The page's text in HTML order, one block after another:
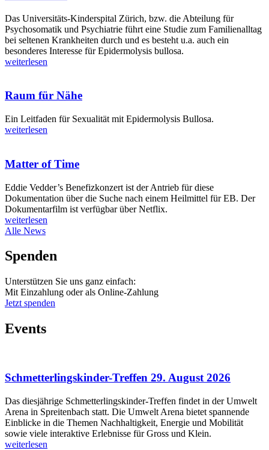
Das Universitäts-Kinderspital Zürich, bzw. die Abteilung für
Psychosomatik und Psychiatrie führt eine Studie zum Familienalltag
bei seltenen Krankheiten durch und es besteht u.a. auch ein
besonderes Interesse für Epidermolysis bullosa.
weiterlesen
Raum für Nähe
Ein Leitfaden für Sexualität mit Epidermolysis Bullosa.
weiterlesen
Matter of Time
Eddie Vedder’s Benefizkonzert ist der Antrieb für diese
Dokumentation über die Suche nach einem Heilmittel für EB. Der
Dokumentarfilm ist verfügbar über Netflix.
weiterlesen
Alle News
Spenden
Unterstützen Sie uns ganz einfach:
Mit Einzahlung oder als Online-Zahlung
Jetzt spenden
Events
Schmetterlingskinder-Treffen 29. August 2026
Das diesjährige Schmetterlingskinder-Treffen findet in der Umwelt
Arena in Spreitenbach statt. Die Umwelt Arena bietet spannende
Einblicke in die Themen Nachhaltigkeit, Energie und Mobilität
sowie viele interaktive Erlebnisse für Gross und Klein.
weiterlesen